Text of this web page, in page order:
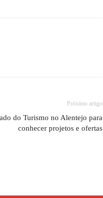
Próximo artigo
do Turismo no Alentejo para
conhecer projetos e ofertas